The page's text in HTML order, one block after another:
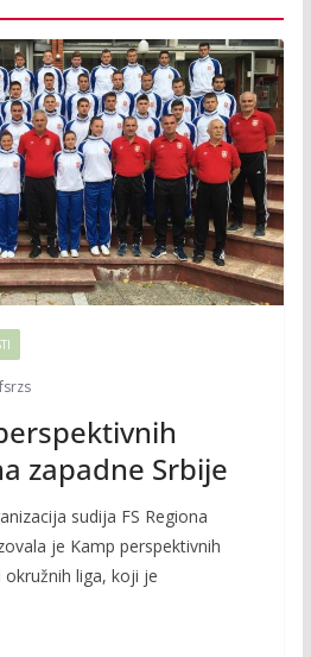
fsrzs
zapadne Srbije
sudija FS Regiona
je Kamp perspektivnih
okružnih liga, koji je